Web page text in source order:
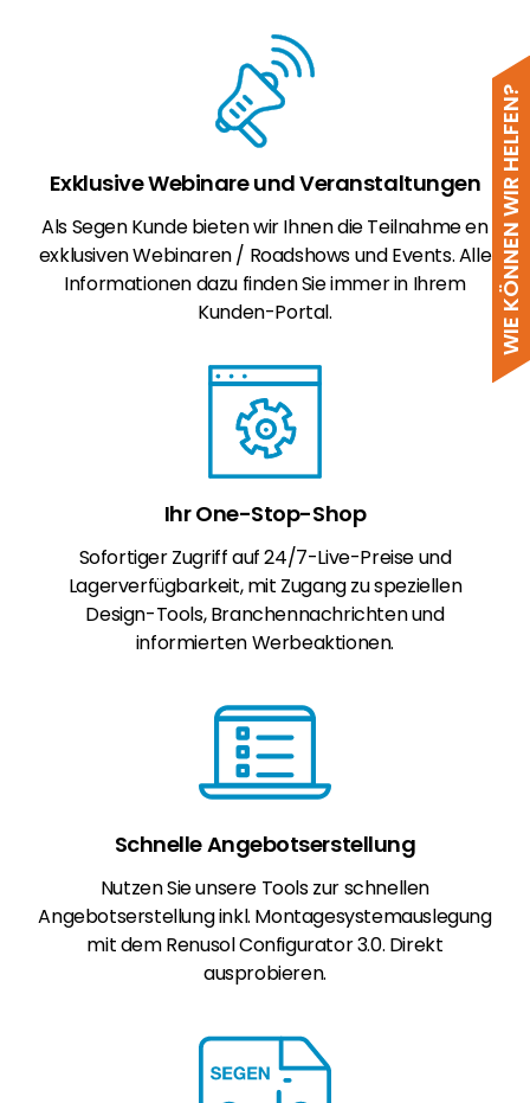
WIE KÖNNEN WIR HELFEN?
Exklusive Webinare und Veranstaltungen
Als Segen Kunde bieten wir Ihnen die Teilnahme en
exklusiven Webinaren / Roadshows und Events. Alle
Informationen dazu finden Sie immer in Ihrem
Kunden-Portal.
Ihr One-Stop-Shop
Sofortiger Zugriff auf 24/7-Live-Preise und
Lagerverfügbarkeit, mit Zugang zu speziellen
Design-Tools, Branchennachrichten und
informierten Werbeaktionen.
Schnelle Angebotserstellung
Nutzen Sie unsere Tools zur schnellen
Angebotserstellung inkl. Montagesystemauslegung
mit dem Renusol Configurator 3.0. Direkt
ausprobieren.